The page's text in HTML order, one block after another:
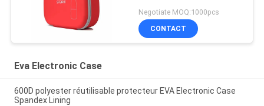
Negotiate MOQ:1000pcs
CONTACT
Eva Electronic Case
600D polyester réutilisable protecteur EVA Electronic Case
Spandex Lining